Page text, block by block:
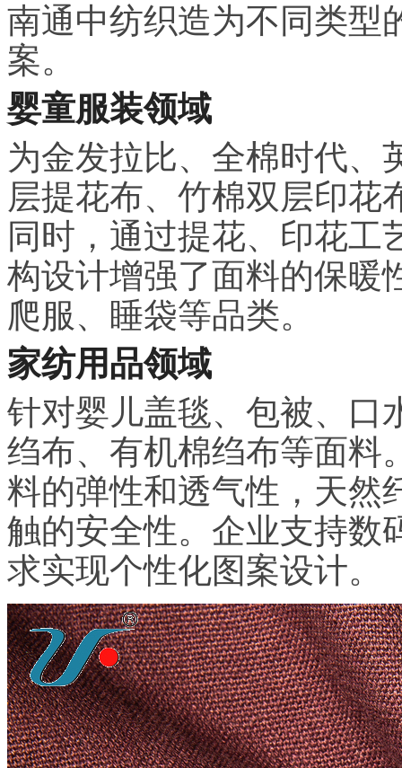
南通中纺织造为不同类型
案。
婴童服装领域
为金发拉比、全棉时代、
层提花布、竹棉双层印花
同时，通过提花、印花工
构设计增强了面料的保暖
爬服、睡袋等品类。
家纺用品领域
针对婴儿盖毯、包被、口
绉布、有机棉绉布等面料
料的弹性和透气性，天然
触的安全性。企业支持数
求实现个性化图案设计。